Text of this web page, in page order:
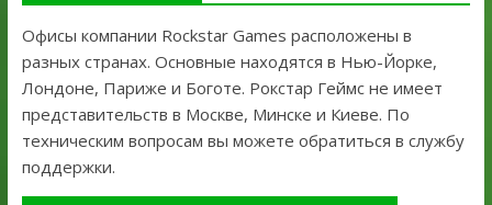
Офисы компании Rockstar Games расположены в
разных странах. Основные находятся в Нью-Йорке,
Лондоне, Париже и Боготе. Рокстар Геймс не имеет
представительств в Москве, Минске и Киеве. По
техническим вопросам вы можете обратиться в службу
поддержки.